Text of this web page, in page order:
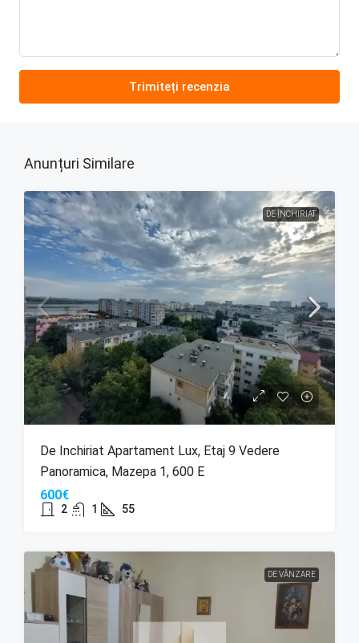
Trimiteți recenzia
Anunțuri Similare
DE ÎNCHIRIAT
De Inchiriat Apartament Lux, Etaj 9 Vedere
Panoramica, Mazepa 1, 600 E
600€
2 1 55
DE VÂNZARE